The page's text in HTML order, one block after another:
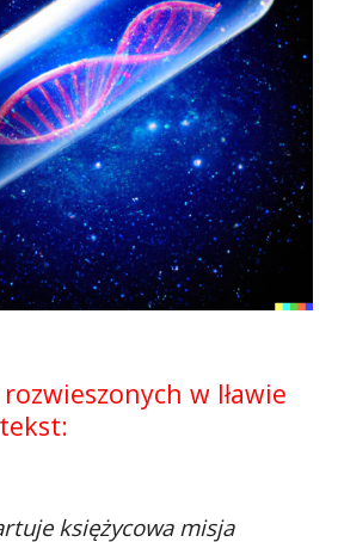
w Iławie
księżycowa misja